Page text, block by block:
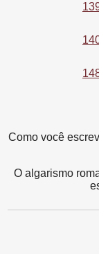
Como você
O algarismo